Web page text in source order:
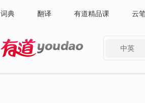
词典 翻译 有道精品课 云
中英